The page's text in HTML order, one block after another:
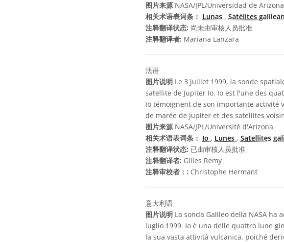
图片来源NASA/JPL/Universidad de Arizona
相关术语表词条： Lunas , Satélites
注释翻译状态: 尚未由审核人员批准
注释翻译者: Mariana Lanzara
法语
图片说明 Le 3 juillet 1999, la sonde
satellite de Jupiter Io. Io est l'une des
Io témoignent de son importante activité
de marée de Jupiter et des satellites
图片来源NASA/JPL/Université d'Arizona
相关术语表词条： Io , Lunes , Satellites
注释翻译状态: 已由审核人员批准
注释翻译者: Gilles Remy
注释审校者：: Christophe Hermant
意大利语
图片说明 La sonda Galileo della NASA
luglio 1999. Io è una delle quattro lune
la sua vasta attività vulcanica, poiché